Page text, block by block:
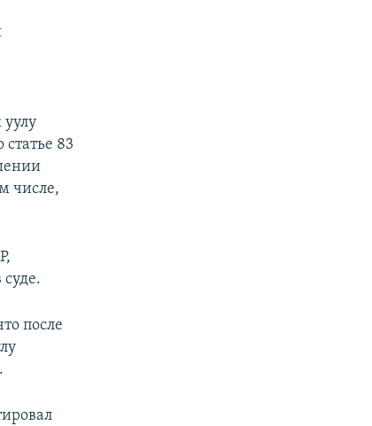
83
числе,
после